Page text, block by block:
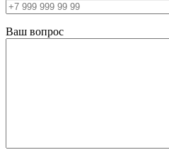
Ваш вопрос